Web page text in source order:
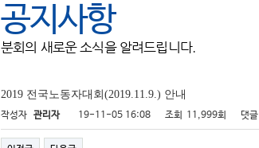
공지사항
분회의 새로운 소식을 알려드립니다.
2019 전국노동자대회(2019.11.9.) 안내
작성자 관리자 19-11-05 16:08 조회 11,999회 댓글